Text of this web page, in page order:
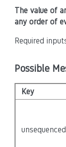
The value of
any order of
Required
Possible
Key